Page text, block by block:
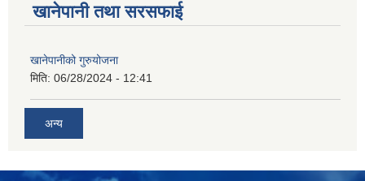
खानेपानी तथा सरसफाई
खानेपानीको गुरुयोजना
मिति: 06/28/2024 - 12:41
अन्य